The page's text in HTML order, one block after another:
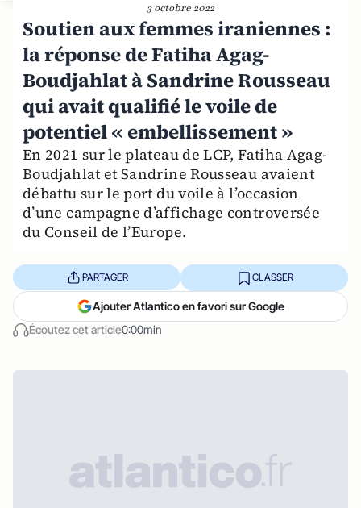
3 octobre 2022
Soutien aux femmes iraniennes :
la réponse de Fatiha Agag-
Boudjahlat à Sandrine Rousseau
qui avait qualifié le voile de
potentiel « embellissement »
En 2021 sur le plateau de LCP, Fatiha Agag-
Boudjahlat et Sandrine Rousseau avaient
débattu sur le port du voile à l’occasion
d’une campagne d’affichage controversée
du Conseil de l’Europe.
Écoutez cet article0:00min
PARTAGER CLASSER
Ajouter Atlantico en favori sur Google